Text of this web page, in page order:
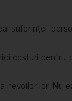
suferinței
costuri pentru
lor. Nu